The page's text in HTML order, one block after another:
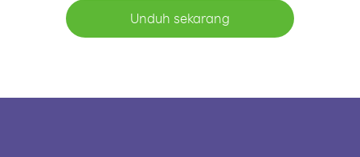
Unduh sekarang